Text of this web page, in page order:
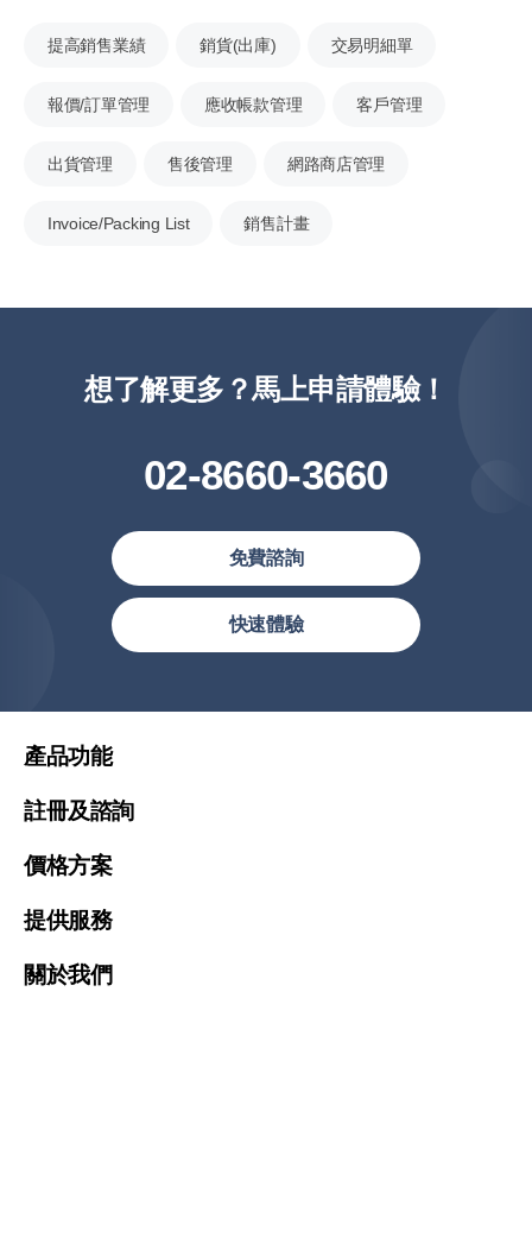
提高銷售業績 銷貨(出庫) 交易明細單
報價/訂單管理 應收帳款管理 客戶管理
出貨管理 售後管理 網路商店管理
Invoice/Packing List 銷售計畫
想了解更多？馬上申請體驗！
02-8660-3660
免費諮詢
快速體驗
產品功能
註冊及諮詢
價格方案
提供服務
關於我們
繁體中文
United States (English)
Việt Nam (Tiếng Việt)
한국 (한국어)
Indonesia (Bahasa Indonesia)
Philipines(English)